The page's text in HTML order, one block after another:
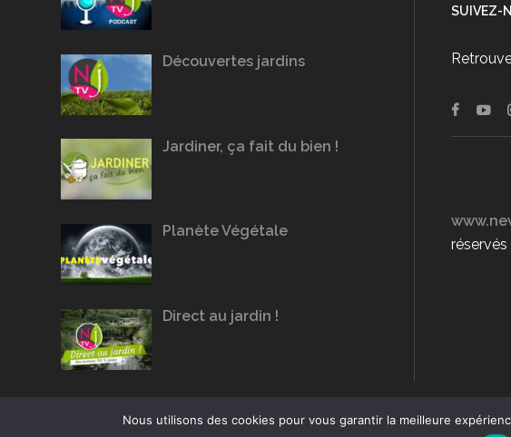
Découvertes jardins
Jardiner, ça fait du bien !
Planète Végétale
Direct au jardin !
SUIVEZ-
réservés
Nous utilisons des cookies pour vous garantir la meilleure